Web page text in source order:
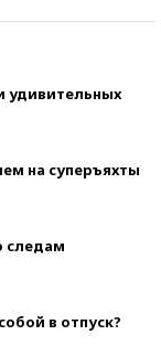
удивительных
на суперъяхты
следам
в отпуск?